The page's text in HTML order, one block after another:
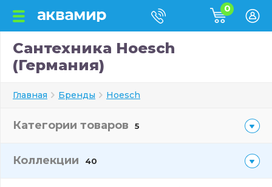
0
Сантехника Hoesch
(Германия)
Главная Бренды Hoesch
Категории товаров 5
Коллекции 40